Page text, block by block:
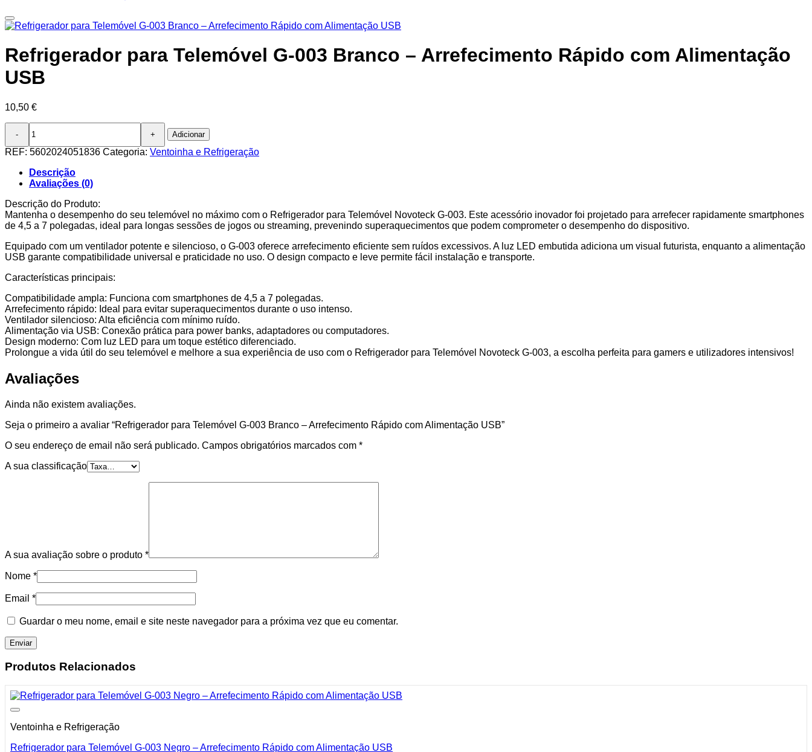
Refrigerador para Telemóvel G-003 Branco – Arrefecimento Rápido com Alimentação
USB
10,50 €
Quantidade
Refrigerador
Telemóvel
Branco
–
Arrefecimento
com
Alimentação
Adicionar
REF: 5602024051836 Categoria: Ventoinha e Refrigeração
Descrição
Avaliações (0)
Descrição do Produto:
Mantenha o desempenho do seu telemóvel no máximo com o Refrigerador para Telemóvel Novoteck G-003. Este acessório inovador foi projetado para arrefecer rapidamente smartphones
de 4,5 a 7 polegadas, ideal para longas sessões de jogos ou streaming, prevenindo superaquecimentos que podem comprometer o desempenho do dispositivo.
Equipado com um ventilador potente e silencioso, o G-003 oferece arrefecimento eficiente sem ruídos excessivos. A luz LED embutida adiciona um visual futurista, enquanto a alimentação
USB garante compatibilidade universal e praticidade no uso. O design compacto e leve permite fácil instalação e transporte.
Características principais:
Compatibilidade ampla: Funciona com smartphones de 4,5 a 7 polegadas.
Arrefecimento rápido: Ideal para evitar superaquecimentos durante o uso intenso.
Ventilador silencioso: Alta eficiência com mínimo ruído.
Alimentação via USB: Conexão prática para power banks, adaptadores ou computadores.
Design moderno: Com luz LED para um toque estético diferenciado.
Prolongue a vida útil do seu telemóvel e melhore a sua experiência de uso com o Refrigerador para Telemóvel Novoteck G-003, a escolha perfeita para gamers e utilizadores intensivos!
Avaliações
Ainda não existem avaliações.
Seja o primeiro a avaliar “Refrigerador para Telemóvel G-003 Branco – Arrefecimento Rápido com Alimentação USB”
O seu endereço de email não será publicado. Campos obrigatórios marcados com *
A sua classificação
A sua avaliação sobre o produto *
Nome *
Email *
Guardar o meu nome, email e site neste navegador para a próxima vez que eu comentar.
Produtos Relacionados
Ventoinha e Refrigeração
Refrigerador para Telemóvel G-003 Negro – Arrefecimento Rápido com Alimentação USB